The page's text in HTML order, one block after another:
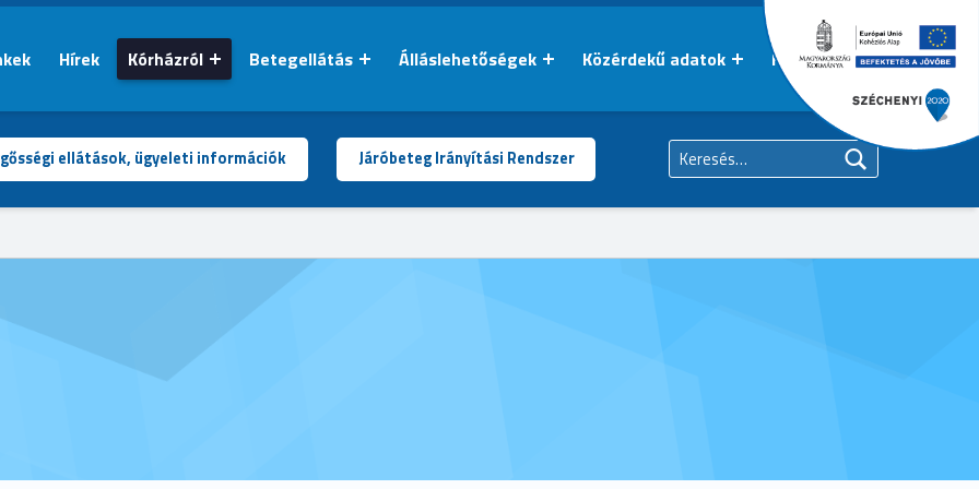
Hírek Kórházról Betegellátás Álláslehetőségek Közérdekű adatok Kapcsolat
ellátások, ügyeleti információk Járóbeteg Irányítási Rendszer